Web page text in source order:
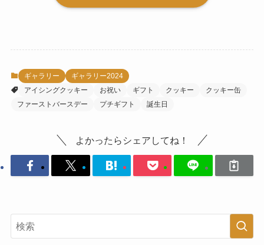
ギャラリー
ギャラリー2024
アイシングクッキー
お祝い ギフト クッキー
クッキー缶
ファーストバースデー
プチギフト 誕生日
よかったらシェアしてね！